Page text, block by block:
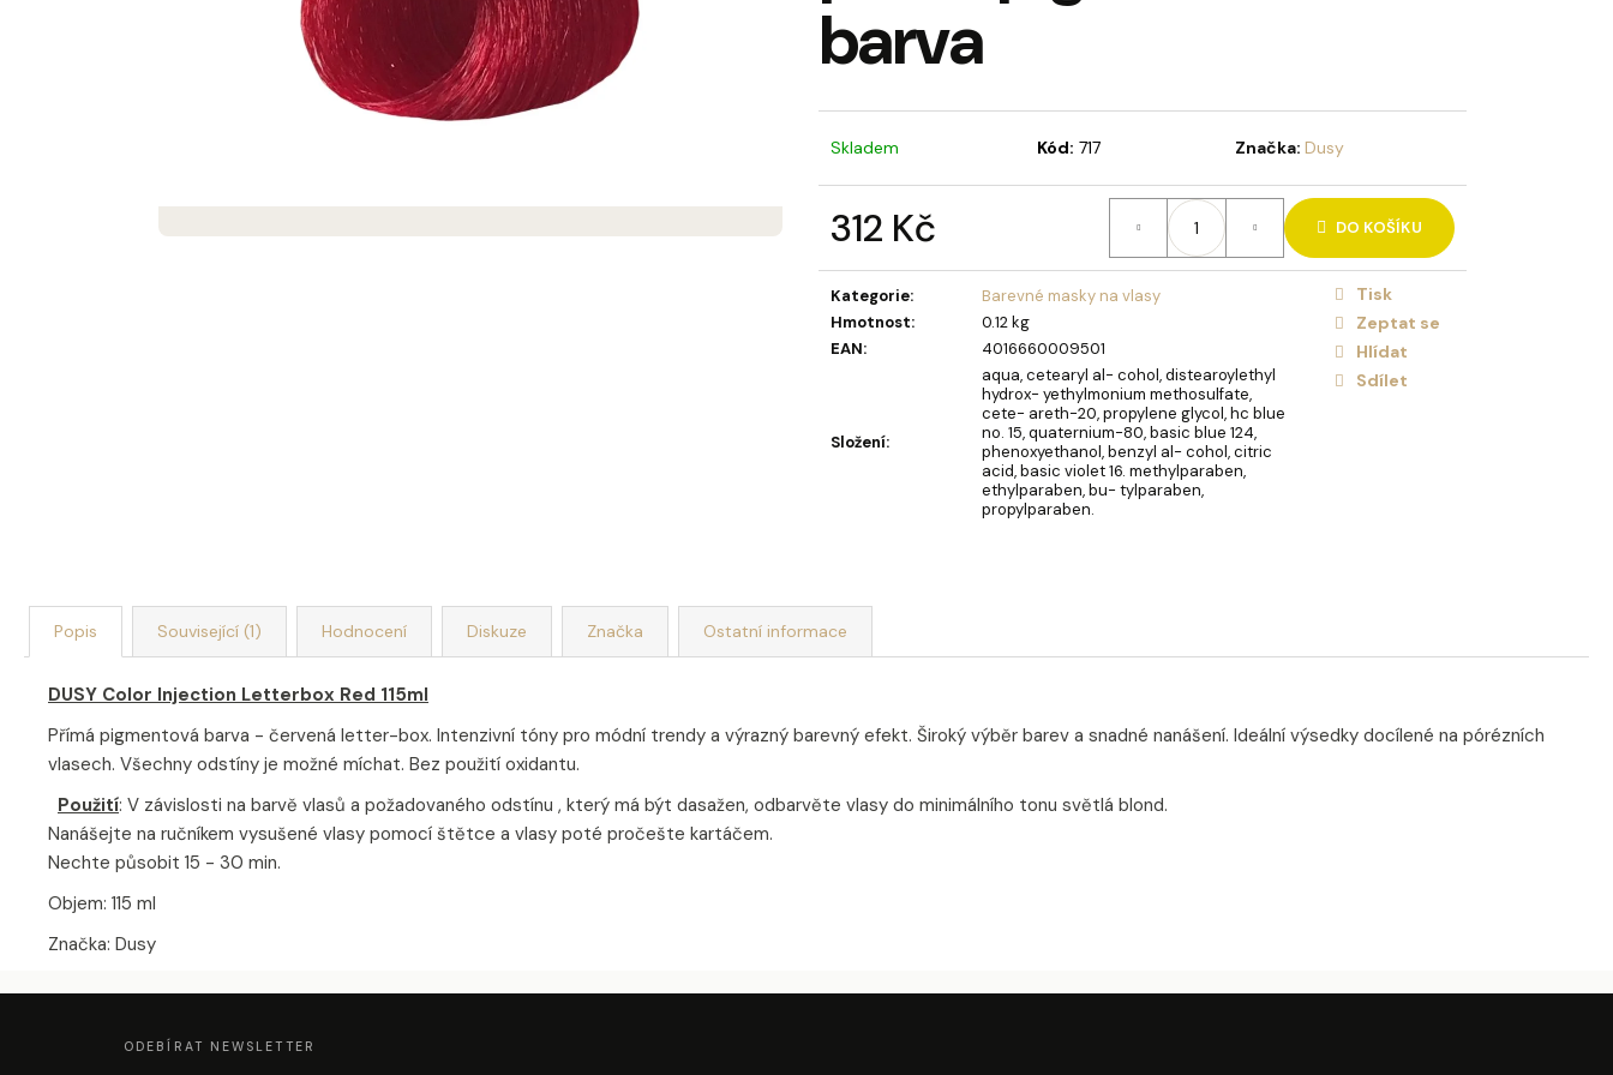
barva
Skladem Kód: 717 Značka: Dusy
312 Kč DO KOŠÍKU
Kategorie:
Barevné masky na vlasy
Hmotnost:
0.12 kg
EAN: 4016660009501
Složení:
aqua, cetearyl al- cohol, distearoylethyl
hydrox- yethylmonium methosulfate,
cete- areth-20, propylene glycol, hc blue
no. 15, quaternium-80, basic blue 124,
phenoxyethanol, benzyl al- cohol, citric
acid, basic violet 16. methylparaben,
ethylparaben, bu- tylparaben,
propylparaben.
Tisk
Zeptat se
Hlídat
Sdílet
Popis Související (1) Hodnocení Diskuze Značka Ostatní informace
DUSY Color Injection Letterbox Red 115ml
Přímá pigmentová barva - červená letter-box. Intenzivní tóny pro módní trendy a výrazný barevný efekt. Široký výběr barev a snadné nanášení. Ideální výsedky docílené na pórézních
vlasech. Všechny odstíny je možné míchat. Bez použití oxidantu.
Použití: V závislosti na barvě vlasů a požadovaného odstínu , který má být dasažen, odbarvěte vlasy do minimálního tonu světlá blond.
Nanášejte na ručníkem vysušené vlasy pomocí štětce a vlasy poté pročešte kartáčem.
Nechte působit 15 - 30 min.
Objem: 115 ml
Značka: Dusy
DEKORACE MÝDLOVÁ KYTICE ROMANCE
MÝDLOVÁ KYTICE LAURA
859 Kč
BERRY KARTÁČ NA VLASY
95 Kč
Z
ODEBÍRAT NEWSLETTER